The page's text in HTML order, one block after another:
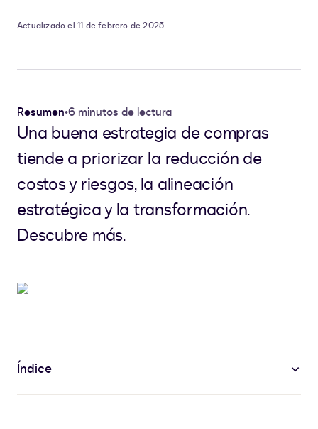
Actualizado el 11 de febrero de 2025
Resumen•6 minutos de lectura
Una buena estrategia de compras
tiende a priorizar la reducción de
costos y riesgos, la alineación
estratégica y la transformación.
Descubre más.
Índice